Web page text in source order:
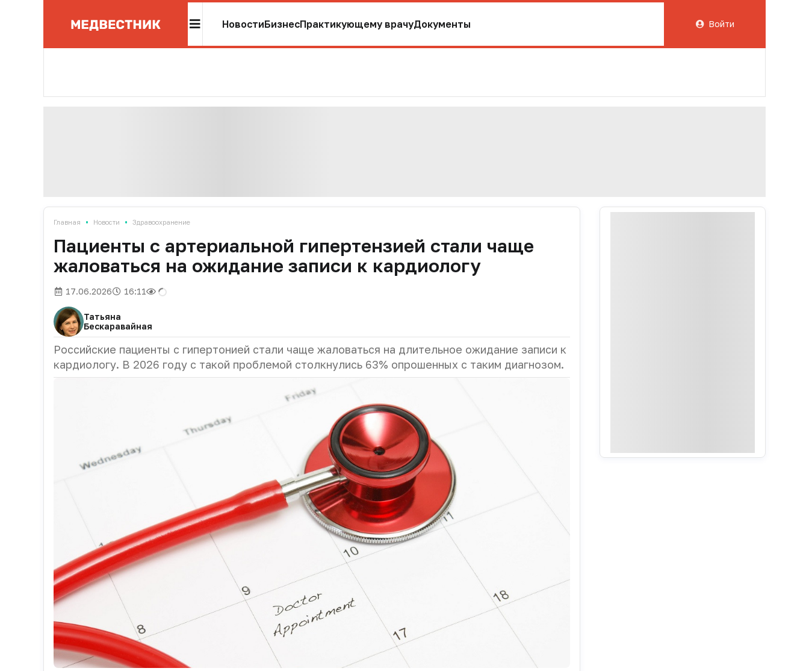
НовостиБизнесПрактикующему врачуДокументы Войти
Главная • Новости • Здравоохранение
Пациенты с артериальной гипертензией стали чаще
жаловаться на ожидание записи к кардиологу
17.06.2026 16:11
Татьяна
Бескаравайная
Российские пациенты с гипертонией стали чаще жаловаться на длительное ожидание записи к
кардиологу. В 2026 году с такой проблемой столкнулись 63% опрошенных с таким диагнозом.